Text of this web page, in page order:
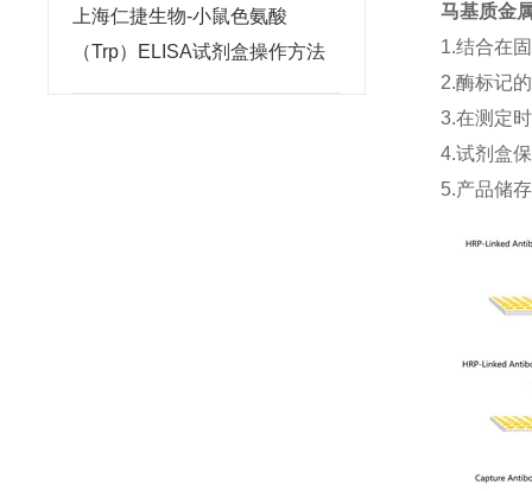
上海仁捷生物-小鼠色氨酸
（Trp）ELISA试剂盒操作方法
马基质金
1.结合在
2.酶标记
3.在测定
4.试剂盒
5.产品储